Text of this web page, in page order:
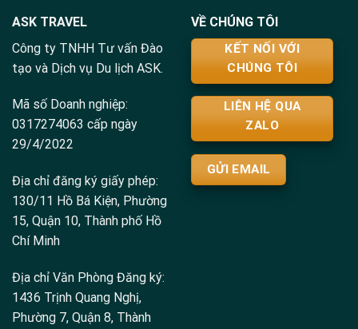
ASK TRAVEL
Công ty TNHH Tư vấn Đào
tạo và Dịch vụ Du lịch ASK.
Mã số Doanh nghiệp:
0317274063 cấp ngày
29/4/2022
Địa chỉ đăng ký giấy phép:
130/11 Hồ Bá Kiện, Phường
15, Quận 10, Thành phố Hồ
Chí Minh
Địa chỉ Văn Phòng Đăng ký:
1436 Trịnh Quang Nghị,
Phường 7, Quận 8, Thành
VỀ CHÚNG TÔI
KẾT NỐI VỚI
CHÚNG TÔI
LIÊN HỆ QUA
ZALO
GỬI EMAIL